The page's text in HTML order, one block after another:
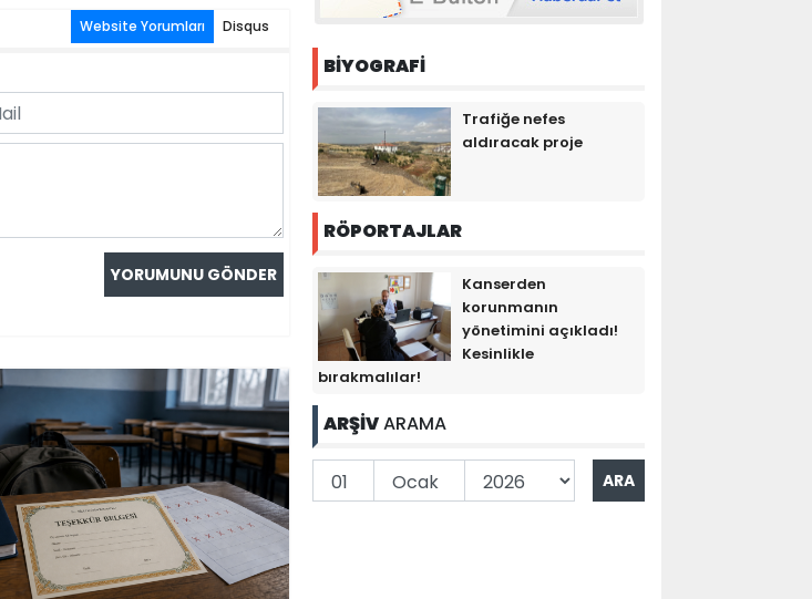
Website Yorumları Disqus
BİYOGRAFİ
Trafiğe nefes
aldıracak proje
RÖPORTAJLAR
Kanserden
korunmanın
yönetimini açıkladı!
Kesinlikle
bırakmalılar!
ARŞİVARAMA